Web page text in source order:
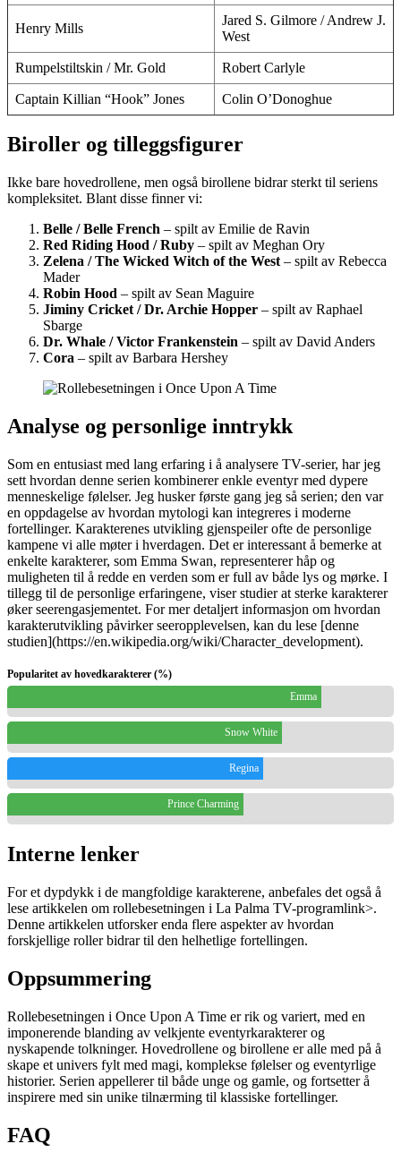
Henry Mills
Jared S. Gilmore / Andrew J.
West
Rumpelstiltskin / Mr. Gold Robert Carlyle
Captain Killian “Hook” Jones Colin O’Donoghue
Biroller og tilleggsfigurer
Ikke bare hovedrollene, men også birollene bidrar sterkt til seriens
kompleksitet. Blant disse finner vi:
Belle / Belle French – spilt av Emilie de Ravin
Red Riding Hood / Ruby – spilt av Meghan Ory
Zelena / The Wicked Witch of the West – spilt av Rebecca
Mader
Robin Hood – spilt av Sean Maguire
Jiminy Cricket / Dr. Archie Hopper – spilt av Raphael
Sbarge
Dr. Whale / Victor Frankenstein – spilt av David Anders
Cora – spilt av Barbara Hershey
Analyse og personlige inntrykk
Som en entusiast med lang erfaring i å analysere TV-serier, har jeg
sett hvordan denne serien kombinerer enkle eventyr med dypere
menneskelige følelser. Jeg husker første gang jeg så serien; den var
en oppdagelse av hvordan mytologi kan integreres i moderne
fortellinger. Karakterenes utvikling gjenspeiler ofte de personlige
kampene vi alle møter i hverdagen. Det er interessant å bemerke at
enkelte karakterer, som Emma Swan, representerer håp og
muligheten til å redde en verden som er full av både lys og mørke. I
tillegg til de personlige erfaringene, viser studier at sterke karakterer
øker seerengasjementet. For mer detaljert informasjon om hvordan
karakterutvikling påvirker seeropplevelsen, kan du lese [denne
studien](https://en.wikipedia.org/wiki/Character_development).
Popularitet av hovedkarakterer (%)
Emma
Snow White
Regina
Prince Charming
Interne lenker
For et dypdykk i de mangfoldige karakterene, anbefales det også å
lese artikkelen om rollebesetningen i La Palma TV-programlink>.
Denne artikkelen utforsker enda flere aspekter av hvordan
forskjellige roller bidrar til den helhetlige fortellingen.
Oppsummering
Rollebesetningen i Once Upon A Time er rik og variert, med en
imponerende blanding av velkjente eventyrkarakterer og
nyskapende tolkninger. Hovedrollene og birollene er alle med på å
skape et univers fylt med magi, komplekse følelser og eventyrlige
historier. Serien appellerer til både unge og gamle, og fortsetter å
inspirere med sin unike tilnærming til klassiske fortellinger.
FAQ